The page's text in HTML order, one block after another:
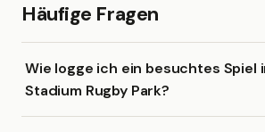
Häufige Fragen
Wie logge ich ein besuchtes Spiel
Stadium Rugby Park?